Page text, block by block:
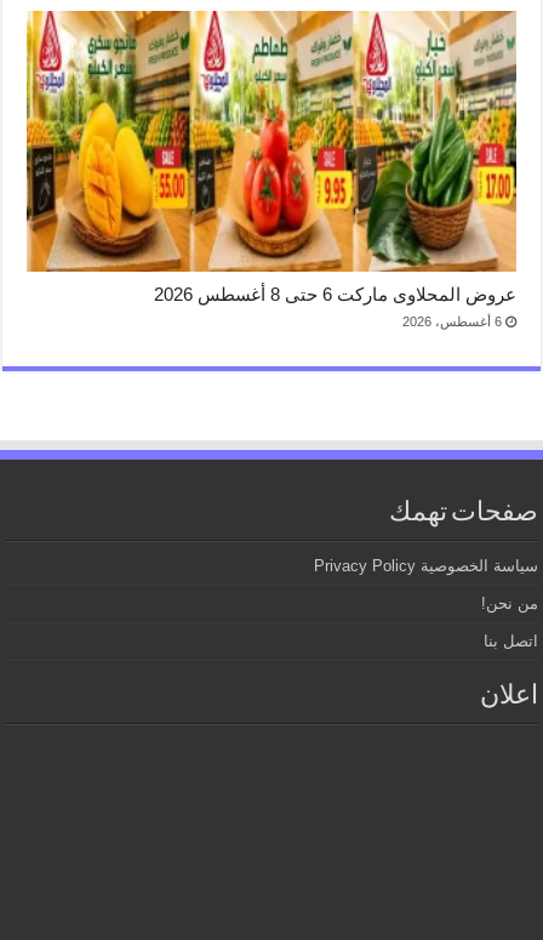
عروض المحلاوى ماركت 6 حتى 8 أغسطس 2026
6 أغسطس، 2026
صفحات تهمك
سياسة الخصوصية Privacy Policy
من نحن!
اتصل بنا
اعلان